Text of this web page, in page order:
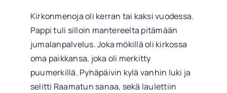
Kirkonmenoja oli kerran tai kaksi vuodessa.
Pappi tuli silloin mantereelta pitämään
jumalanpalvelus. Joka mökillä oli kirkossa
oma paikkansa, joka oli merkitty
puumerkillä. Pyhäpäivin kylä vanhin luki ja
selitti Raamatun sanaa, sekä laulettiin